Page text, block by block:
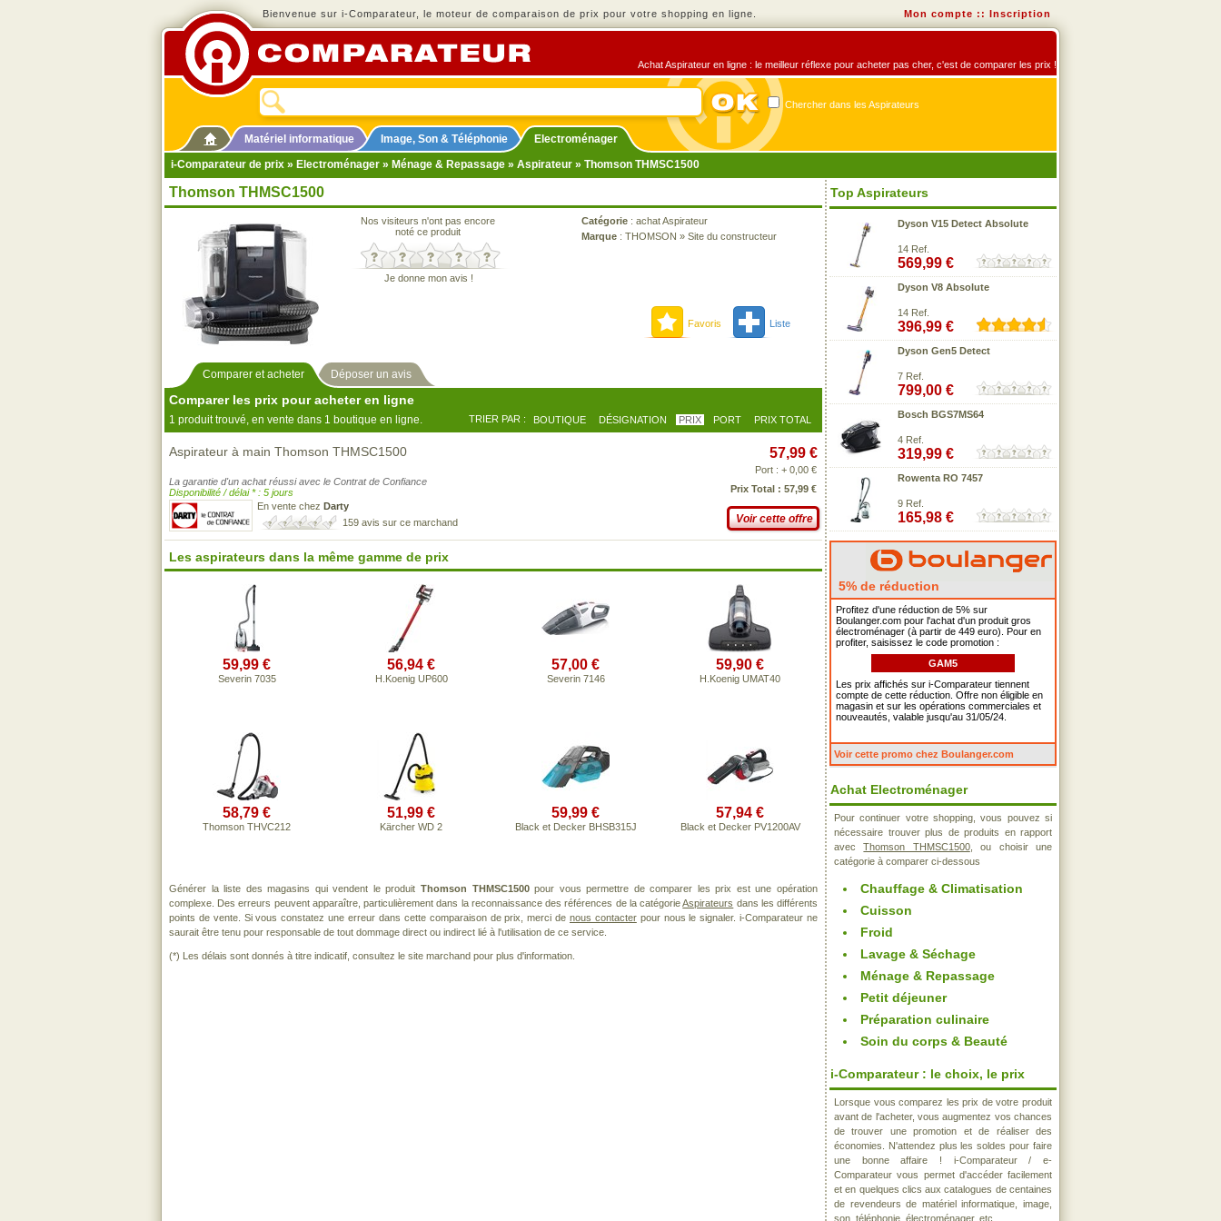
Bienvenue sur i-Comparateur, le moteur de comparaison de prix pour votre shopping en ligne. Mon compte :: Inscription
Achat Aspirateur en ligne : le meilleur réflexe pour acheter pas cher, c'est de comparer les prix !
Chercher dans les Aspirateurs
Matériel informatique Image, Son & Téléphonie
Electroménager
i-Comparateur de prix » Electroménager » Ménage & Repassage » Aspirateur » Thomson THMSC1500
Thomson THMSC1500
Nos visiteurs n'ont pas encore
noté ce produit
Je donne mon avis !
Catégorie : achat Aspirateur
Marque : THOMSON » Site du constructeur
Favoris Liste
Comparer et acheter Déposer un avis
Comparer les prix pour acheter en ligne
1 produit trouvé, en vente dans 1 boutique en ligne. TRIER PAR : BOUTIQUE DÉSIGNATION PRIX PORT PRIX TOTAL
Aspirateur à main Thomson THMSC1500
La garantie d'un achat réussi avec le Contrat de Confiance
Disponibilité / délai * : 5 jours
En vente chez Darty
159 avis sur ce marchand
57,99 €
Port : + 0,00 €
Prix Total : 57,99 €
Voir cette offre
Les aspirateurs dans la même gamme de prix
59,99 €
Severin 7035
56,94 €
H.Koenig UP600
57,00 €
Severin 7146
59,90 €
H.Koenig UMAT40
58,79 €
Thomson THVC212
51,99 €
Kärcher WD 2
59,99 €
Black et Decker BHSB315J
57,94 €
Black et Decker PV1200AV
Générer la liste des magasins qui vendent le produit Thomson THMSC1500pour vous permettre de comparer les prix est une opération
complexe. Des erreurs peuvent apparaître, particulièrement dans la reconnaissance des références de la catégorieAspirateurs dans les différents
points de vente. Si vous constatez une erreur dans cette comparaison de prix, merci de nous contacterpour nous le signaler. i-Comparateur ne
saurait être tenu pour responsable de tout dommage direct ou indirect lié à l'utilisation de ce service.
(*) Les délais sont donnés à titre indicatif, consultez le site marchand pour plus d'information.
Top Aspirateurs
Dyson V15 Detect Absolute
14 Ref.
569,99 €
Dyson V8 Absolute
14 Ref.
396,99 €
Dyson Gen5 Detect
7 Ref.
799,00 €
Bosch BGS7MS64
4 Ref.
319,99 €
Rowenta RO 7457
9 Ref.
165,98 €
5% de réduction
Profitez d'une réduction de 5% sur
Boulanger.com pour l'achat d'un produit gros
électroménager (à partir de 449 euro). Pour en
profiter, saisissez le code promotion :
GAM5
Les prix affichés sur i-Comparateur tiennent
compte de cette réduction. Offre non éligible en
magasin et sur les opérations commerciales et
nouveautés, valable jusqu'au 31/05/24.
Voir cette promo chez Boulanger.com
Achat Electroménager
Pour continuer votre shopping, vous pouvez si
nécessaire trouver plus de produits en rapport
avecThomson THMSC1500, ou choisir une
catégorie à comparer ci-dessous
Chauffage & Climatisation
Cuisson
Froid
Lavage & Séchage
Ménage & Repassage
Petit déjeuner
Préparation culinaire
Soin du corps & Beauté
i-Comparateur : le choix, le prix
Lorsque vous comparez les prix de votre produit
avant de l'acheter, vous augmentez vos chances
de trouver une promotion et de réaliser des
économies. N'attendez plus les soldes pour faire
une bonne affaire ! i-Comparateur / e-
Comparateur vous permet d'accéder facilement
et en quelques clics aux catalogues de centaines
de revendeurs de matériel informatique, image,
son, téléphonie, électroménager, etc..